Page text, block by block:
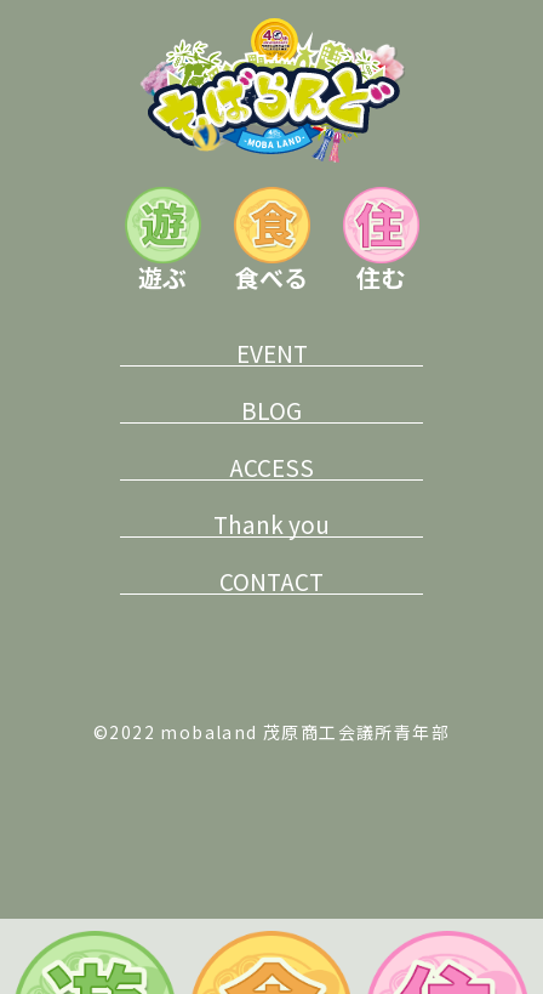
遊ぶ 食べる 住む
EVENT
BLOG
ACCESS
Thank you
CONTACT
©2022 mobaland 茂原商工会議所青年部